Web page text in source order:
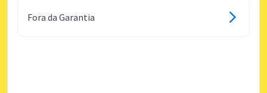
Fora da Garantia